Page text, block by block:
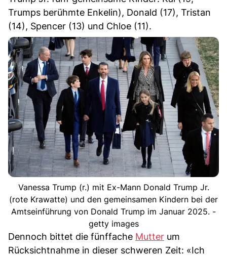
Trumps berühmte Enkelin), Donald (17), Tristan
(14), Spencer (13) und Chloe (11).
Vanessa Trump (r.) mit Ex-Mann Donald Trump Jr.
(rote Krawatte) und den gemeinsamen Kindern bei der
Amtseinführung von Donald Trump im Januar 2025. -
getty images
Dennoch bittet die fünffache Mutter um
Rücksichtnahme in dieser schweren Zeit: «Ich